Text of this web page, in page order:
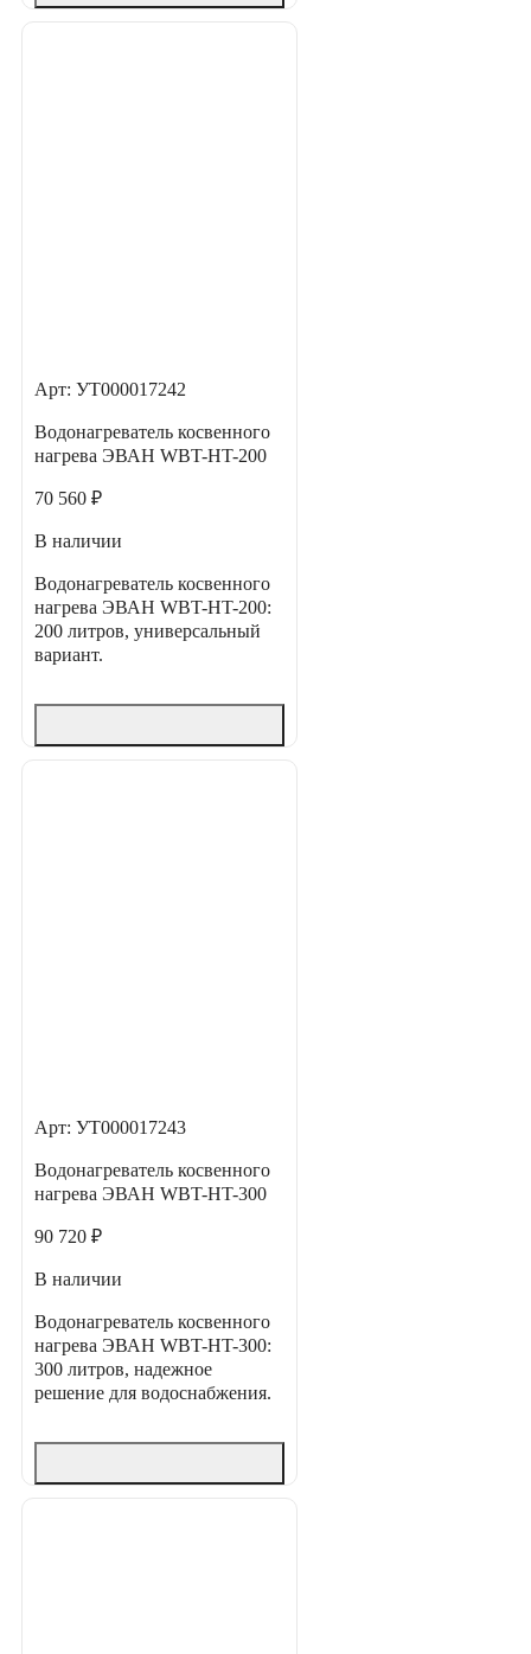
Арт: УТ000017242
Водонагреватель косвенного
нагрева ЭВАН WBT-HT-200
70 560 ₽
В наличии
Водонагреватель косвенного
нагрева ЭВАН WBT-HT-200:
200 литров, универсальный
вариант.
Арт: УТ000017243
Водонагреватель косвенного
нагрева ЭВАН WBT-HT-300
90 720 ₽
В наличии
Водонагреватель косвенного
нагрева ЭВАН WBT-HT-300:
300 литров, надежное
решение для водоснабжения.